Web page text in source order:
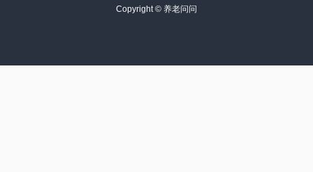
Copyright © 养老问问